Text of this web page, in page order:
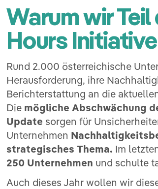
Warum wir
Hours
Rund 2.000 österreichische
Herausforderung, ihre
Berichterstattung an die
Die mögliche Abschwächung
Update sorgen für
Unternehmen
strategisches Thema. Im
250 Unternehmen und schulte
Auch dieses Jahr wollen wir